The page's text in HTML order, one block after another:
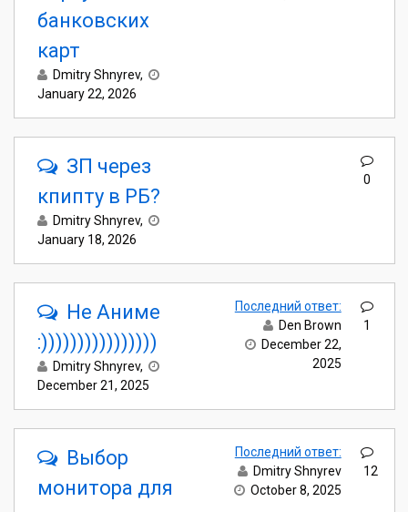
банковских
карт
Dmitry Shnyrev,
January 22, 2026
ЗП через
кпипту в РБ?
Dmitry Shnyrev,
January 18, 2026
0
Не Аниме
:))))))))))))))))
Dmitry Shnyrev,
December 21, 2025
Последний ответ:
Den Brown
December 22,
2025
1
Выбор
монитора для
Последний ответ:
Dmitry Shnyrev
October 8, 2025
12